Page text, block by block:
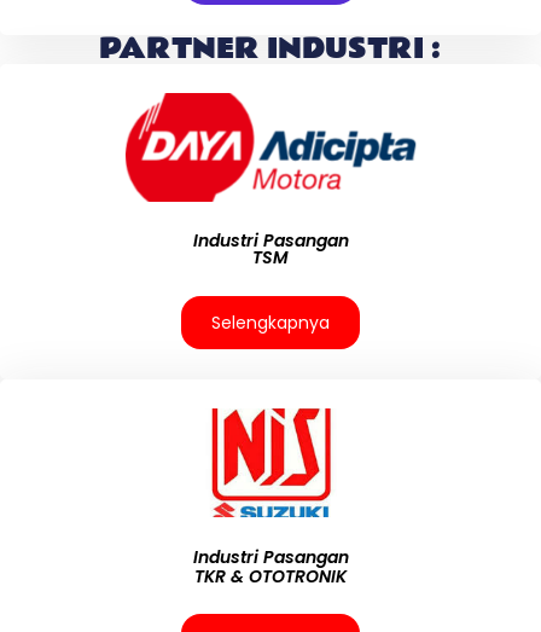
PARTNER INDUSTRI :
Industri Pasangan
TSM
Selengkapnya
Industri Pasangan
TKR & OTOTRONIK